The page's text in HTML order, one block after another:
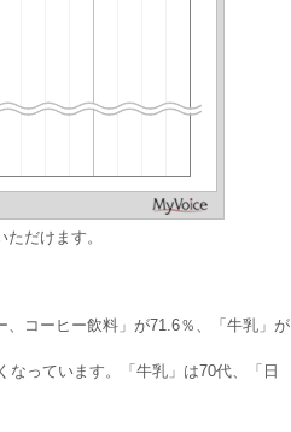
だけます。
コーヒー飲料」が71.6％、「牛乳」が
なっています。「牛乳」は70代、「日